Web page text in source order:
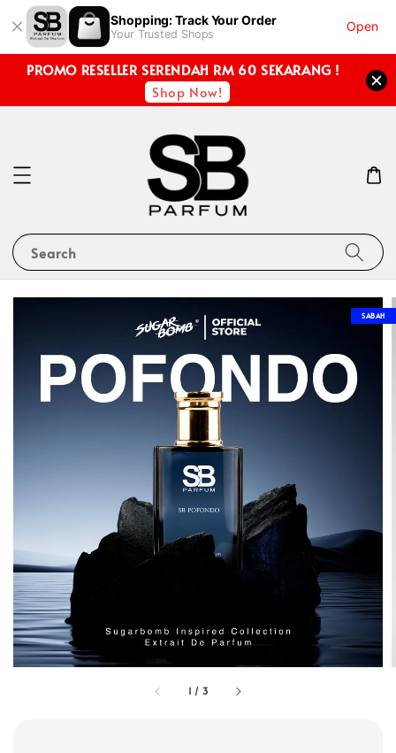
Shopping: Track Your Order
Your Trusted Shops
Open
PROMO RESELLER SERENDAH RM 60 SEKARANG !
Shop Now!
Search
1 / 3
SABAH